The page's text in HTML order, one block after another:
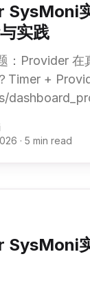
SysMoni
实践
：Provider
Timer +
、
· 5 min read
SysMoni